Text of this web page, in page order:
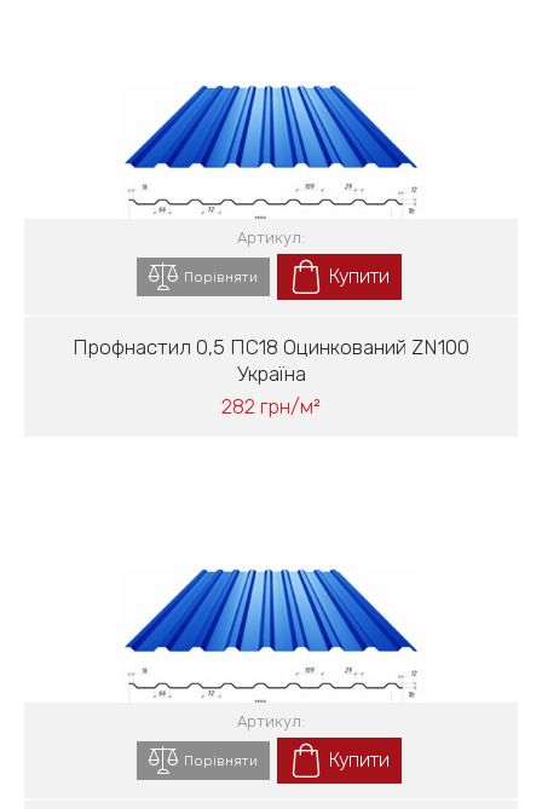
Профнастил 0,5 ПС18 Оцинкований ZN100
Україна
282 грн/м²
Артикул:
Порівняти Купити
Артикул:
Порівняти Купити